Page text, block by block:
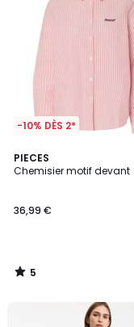
-10% DÈS 2*
PIECES
Chemisier motif devant
36,99 €
5
/
5
/